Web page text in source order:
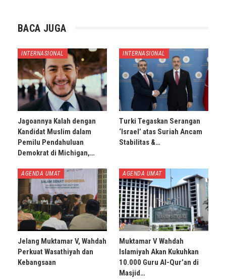
BACA JUGA
INTERNASIONAL
Jagoannya Kalah dengan
Kandidat Muslim dalam
Pemilu Pendahuluan
Demokrat di Michigan,…
INTERNASIONAL
Turki Tegaskan Serangan
‘Israel’ atas Suriah Ancam
Stabilitas &…
AGENDA UMAT
Jelang Muktamar V, Wahdah
Perkuat Wasathiyah dan
Kebangsaan
AGENDA UMAT
Muktamar V Wahdah
Islamiyah Akan Kukuhkan
10.000 Guru Al-Qur’an di
Masjid…